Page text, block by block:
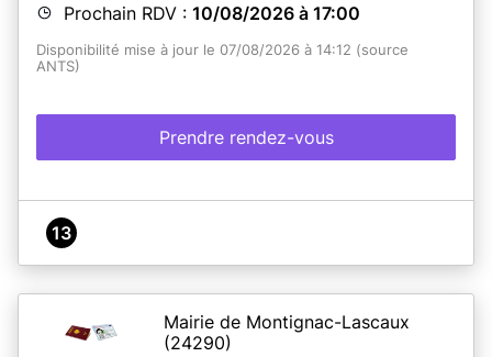
Prochain RDV : 10/08/2026 à 17:00
Disponibilité mise à jour le 07/08/2026 à 14:12 (source
ANTS)
Prendre rendez-vous
13
Mairie de Montignac-Lascaux
(24290)